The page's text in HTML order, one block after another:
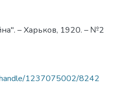
– Харьков, 1920. – №2
handle/1237075002/8242